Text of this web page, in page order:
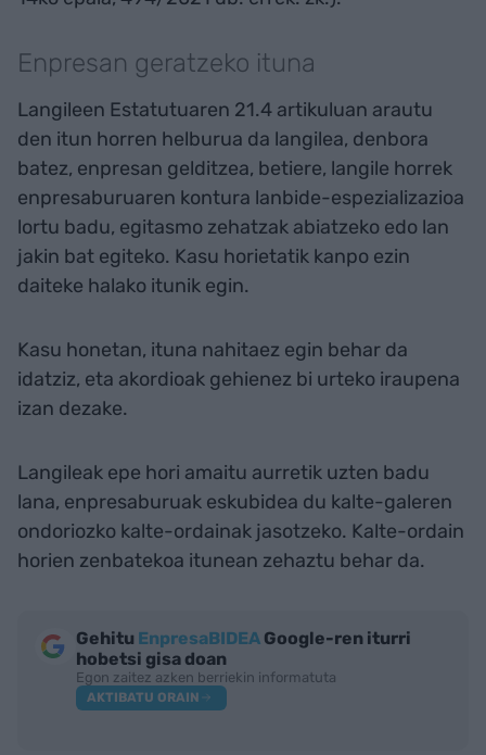
Enpresan geratzeko ituna
Langileen Estatutuaren 21.4 artikuluan arautu
den itun horren helburua da langilea, denbora
batez, enpresan gelditzea, betiere, langile horrek
enpresaburuaren kontura lanbide-espezializazioa
lortu badu, egitasmo zehatzak abiatzeko edo lan
jakin bat egiteko. Kasu horietatik kanpo ezin
daiteke halako itunik egin.
Kasu honetan, ituna nahitaez egin behar da
idatziz, eta akordioak gehienez bi urteko iraupena
izan dezake.
Langileak epe hori amaitu aurretik uzten badu
lana, enpresaburuak eskubidea du kalte-galeren
ondoriozko kalte-ordainak jasotzeko. Kalte-ordain
horien zenbatekoa itunean zehaztu behar da.
Gehitu EnpresaBIDEA Google-ren iturri
hobetsi gisa doan
Egon zaitez azken berriekin informatuta
AKTIBATU ORAIN